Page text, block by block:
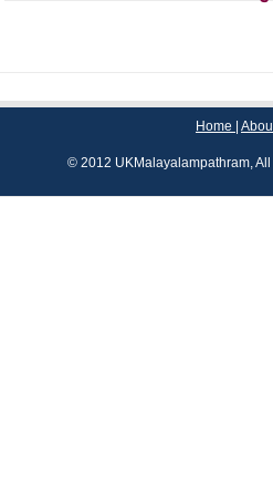
Home
© 2012 UKMalayalampathram,